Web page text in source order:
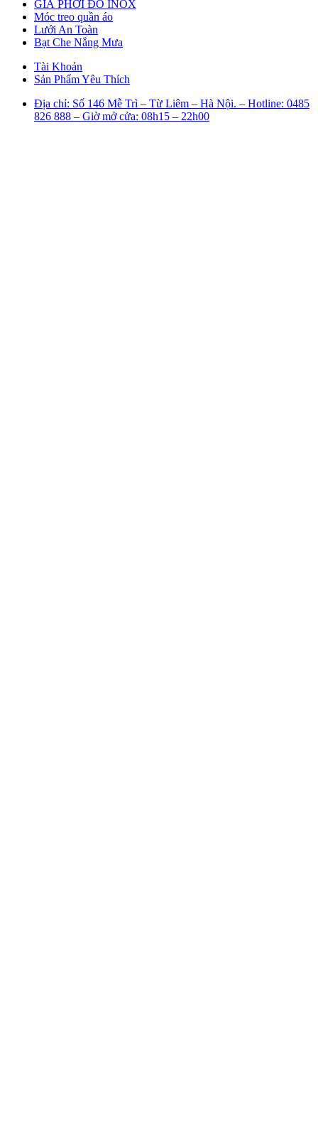
GIÁ PHƠI ĐỒ INOX
Móc treo quần áo
Lưới An Toàn
Bạt Che Nắng Mưa
Tài Khoản
Sản Phẩm Yêu Thích
Địa chỉ: Số 146 Mễ Trì – Từ Liêm – Hà Nội. – Hotline: 0485
826 888 – Giờ mở cửa: 08h15 – 22h00